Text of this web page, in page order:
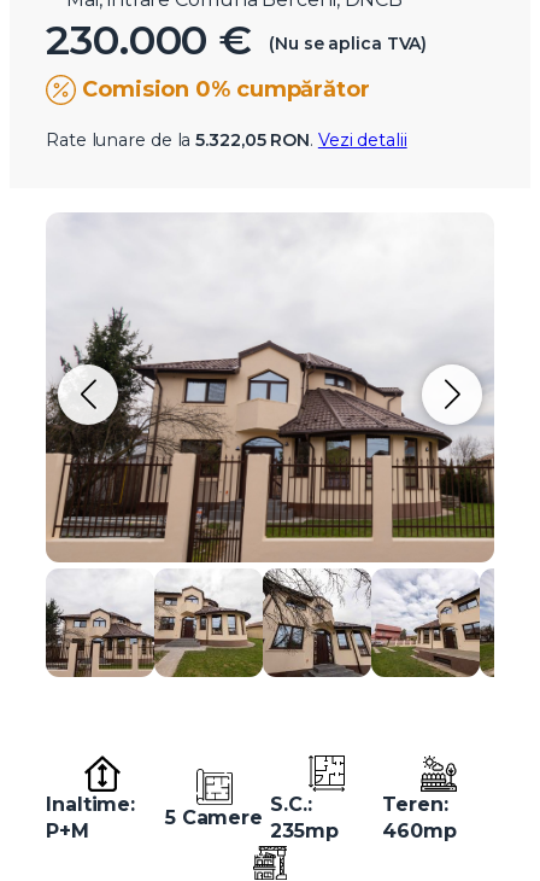
230.000 € (Nu se aplica TVA)
Comision 0% cumpărător
Rate lunare de la5.322,05 RON. Vezi detalii
Inaltime:
P+M
5 Camere
S.C.:
235mp
Teren:
460mp